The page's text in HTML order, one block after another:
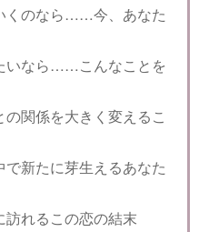
くのなら……今、あなた
いなら……こんなことを
の関係を大きく変えるこ
で新たに芽生えるあなた
れるこの恋の結末